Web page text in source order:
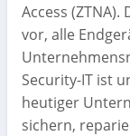
Access
vor, alle
Security-IT ist
heutiger
sichern,